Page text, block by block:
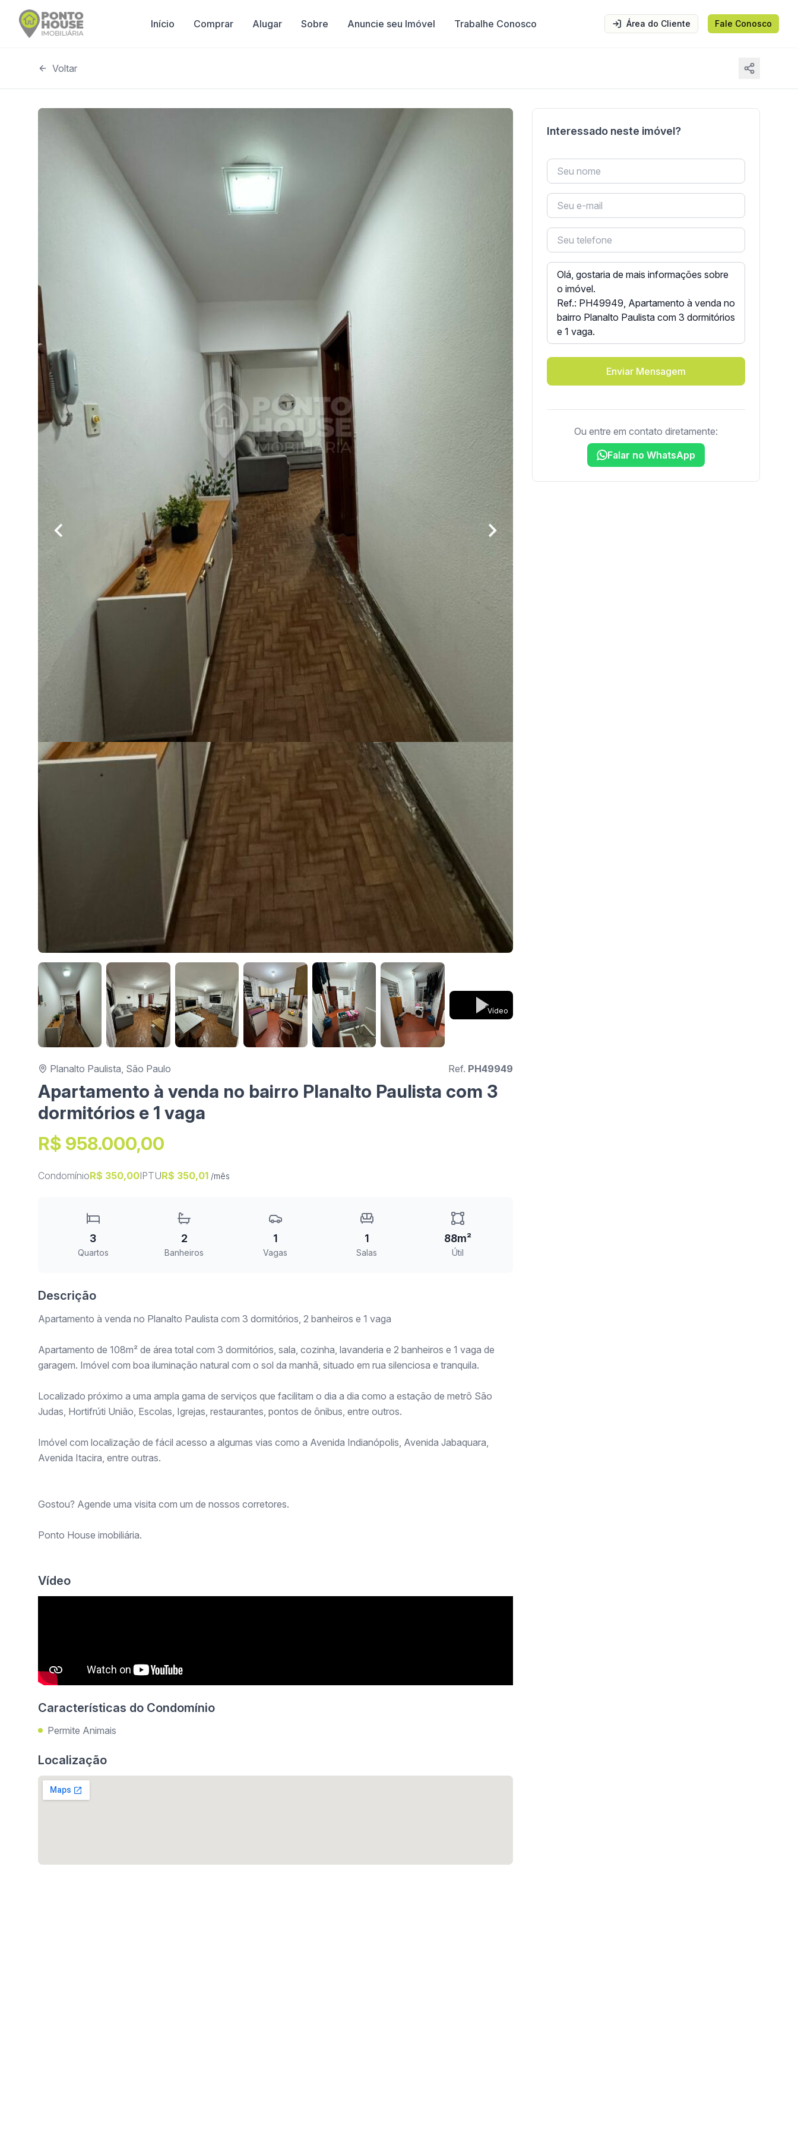
Início Comprar Alugar Sobre Anuncie seu Imóvel Trabalhe Conosco Área do Cliente Fale Conosco
Voltar
Vídeo
Planalto Paulista, São Paulo Ref. PH49949
Apartamento à venda no bairro Planalto Paulista com 3
dormitórios e 1 vaga
R$ 958.000,00
CondomínioR$ 350,00IPTUR$ 350,01 /mês
3
Quartos
2
Banheiros
1
Vagas
1
Salas
88m²
Útil
Descrição
Apartamento à venda no Planalto Paulista com 3 dormitórios, 2 banheiros e 1 vaga
Apartamento de 108m² de área total com 3 dormitórios, sala, cozinha, lavanderia e 2 banheiros e 1 vaga de
garagem. Imóvel com boa iluminação natural com o sol da manhã, situado em rua silenciosa e tranquila.
Localizado próximo a uma ampla gama de serviços que facilitam o dia a dia como a estação de metrô São
Judas, Hortifrúti União, Escolas, Igrejas, restaurantes, pontos de ônibus, entre outros.
Imóvel com localização de fácil acesso a algumas vias como a Avenida Indianópolis, Avenida Jabaquara,
Avenida Itacira, entre outras.
Gostou? Agende uma visita com um de nossos corretores.
Ponto House imobiliária.
Vídeo
Características do Condomínio
Permite Animais
Localização
Interessado neste imóvel?
Enviar Mensagem
Ou entre em contato diretamente:
Falar no WhatsApp